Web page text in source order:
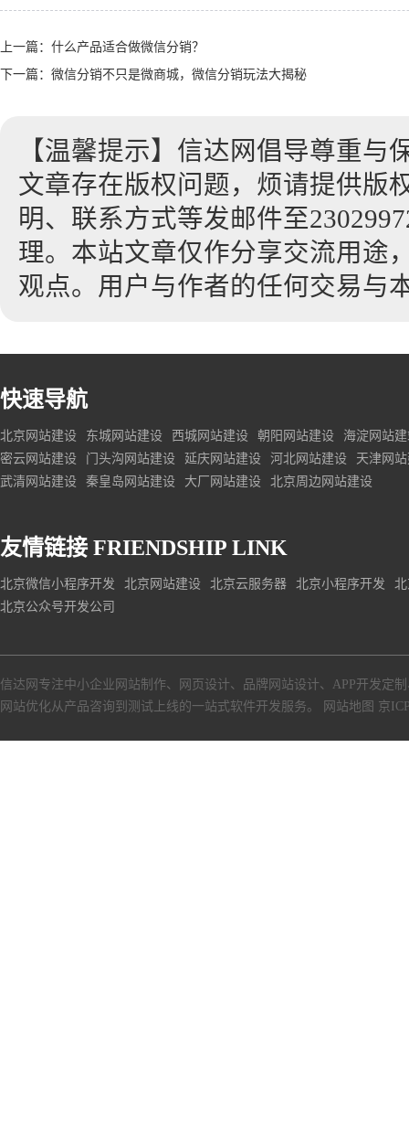
上一篇： 什么产品适合做微信分销？
下一篇： 微信分销不只是微商城，微信分销玩法大揭秘
【温馨提示】信达网倡导尊重与
文章存在版权问题，烦请提供版
明、联系方式等发邮件至
理。本站文章仅作分享交流用途
观点。用户与作者的任何交易与
快速导航
北京网站建设 东城网站建设 西城网站建设 朝阳网站建设
海淀网站
密云网站建设
门头沟网站建设 延庆网站建设 河北网站建设
天津网
武清网站建设
秦皇岛网站建设 大厂网站建设 北京周边网站建设
友情链接 FRIENDSHIP LINK
北京微信小程序开发 北京网站建设 北京云服务器 北京小程序开发
北京公众号开发公司
信达网专注中小企业网站制作、 网页设计、 品牌网站设计、 APP开发定制
网站优化从产品咨询到测试上线的一站式软件开发服务。
网站地图 京